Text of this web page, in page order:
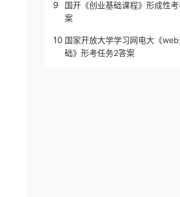
9
国开《创业基础课程》形成性
案
10 国家开放大学学习网电大《
础》形考任务2答案